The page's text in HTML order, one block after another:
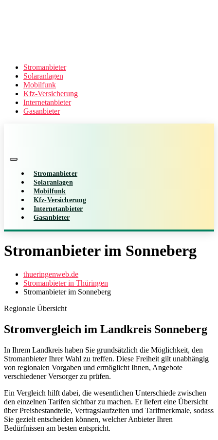
Stromanbieter
Solaranlagen
Mobilfunk
Kfz-Versicherung
Internetanbieter
Gasanbieter
Stromanbieter
Solaranlagen
Mobilfunk
Kfz-Versicherung
Internetanbieter
Gasanbieter
Stromanbieter im Sonneberg
thueringenweb.de
Stromanbieter in Thüringen
Stromanbieter im Sonneberg
Regionale Übersicht
Stromvergleich im Landkreis Sonneberg
In Ihrem Landkreis haben Sie grundsätzlich die Möglichkeit, den
Stromanbieter Ihrer Wahl zu treffen. Diese Freiheit gilt unabhängig
von regionalen Vorgaben und ermöglicht Ihnen, Angebote
verschiedener Versorger zu prüfen.
Ein Vergleich hilft dabei, die wesentlichen Unterschiede zwischen
den einzelnen Tarifen sichtbar zu machen. Er liefert eine Übersicht
über Preisbestandteile, Vertragslaufzeiten und Tarifmerkmale, sodass
Sie gezielt entscheiden können, welcher Anbieter Ihren
Bedürfnissen am besten entspricht.